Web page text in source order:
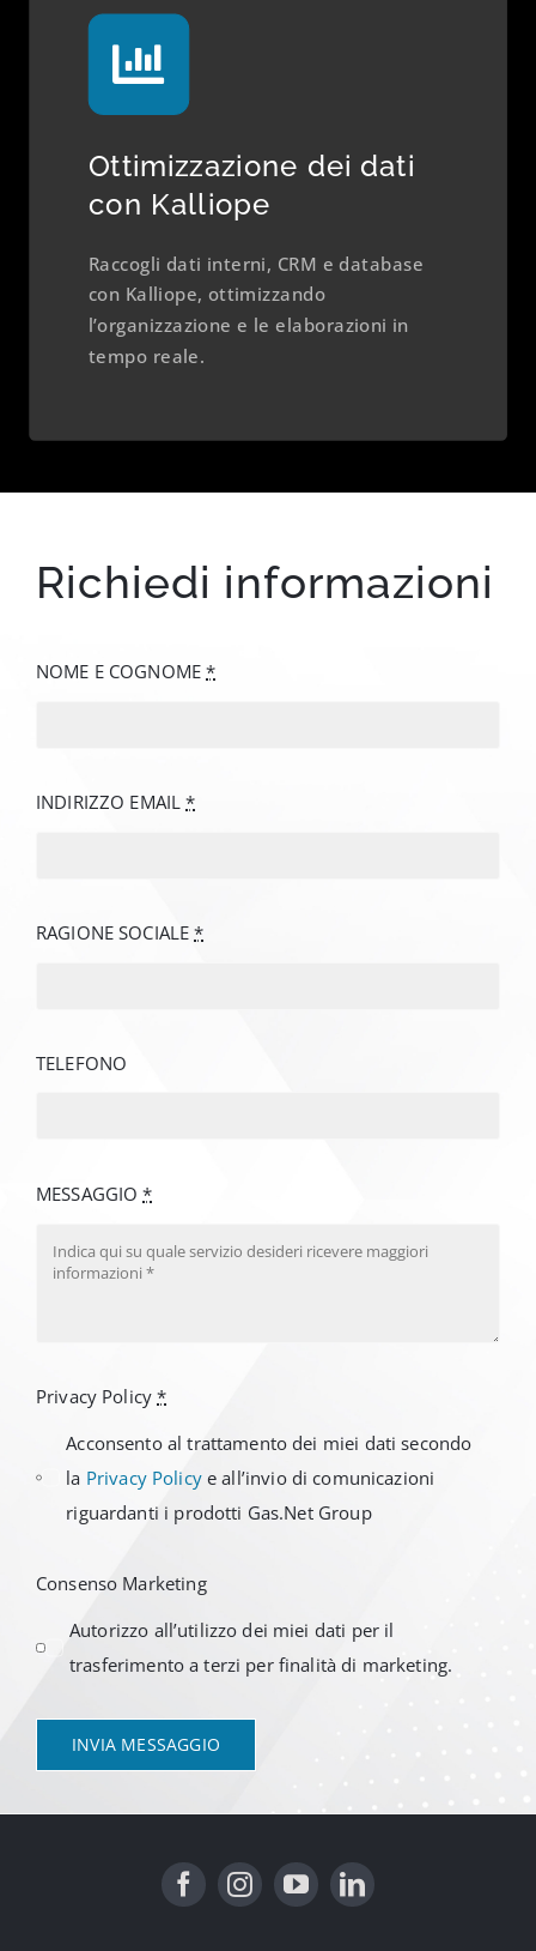
Ottimizzazione dei dati
con Kalliope
Raccogli dati interni, CRM e database
con Kalliope, ottimizzando
l’organizzazione e le elaborazioni in
tempo reale.
Richiedi informazioni
NOME E COGNOME*
INDIRIZZO EMAIL*
RAGIONE SOCIALE*
TELEFONO
MESSAGGIO*
Privacy Policy*
Acconsento al trattamento dei miei dati secondo
la Privacy Policye all’invio di comunicazioni
riguardanti i prodotti Gas.Net Group
Consenso Marketing
Autorizzo all’utilizzo dei miei dati per il
trasferimento a terzi per finalità di marketing.
INVIA MESSAGGIO